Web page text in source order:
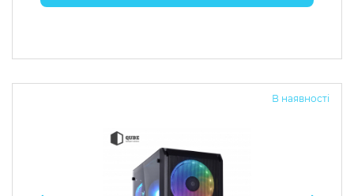
В наявності